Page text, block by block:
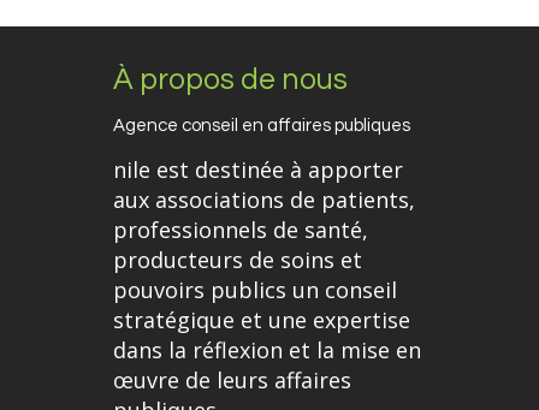
À propos de nous
Agence conseil en affaires publiques
nile est destinée à apporter
aux associations de patients,
professionnels de santé,
producteurs de soins et
pouvoirs publics un conseil
stratégique et une expertise
dans la réflexion et la mise en
œuvre de leurs affaires